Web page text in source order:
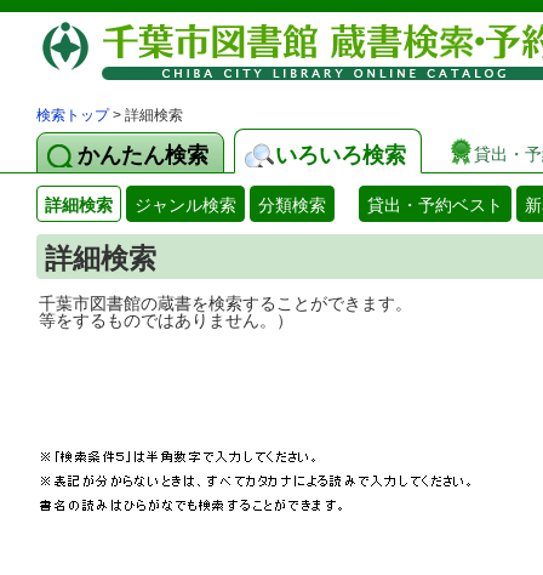
検索トップ> 詳細検索
かんたん検索 いろいろ検索 貸出・
詳細検索 ジャンル検索 分類検索 貸出・予約ベスト
詳細検索
千葉市図書館の蔵書を検索することがで
等をするものではありません。）